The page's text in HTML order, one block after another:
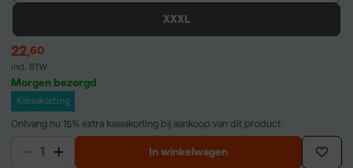
XXXL
22,60
incl. BTW
Morgen bezorgd
Kassakorting
Ontvang nu 15% extra kassakorting bij aankoop van dit product.
In winkelwagen